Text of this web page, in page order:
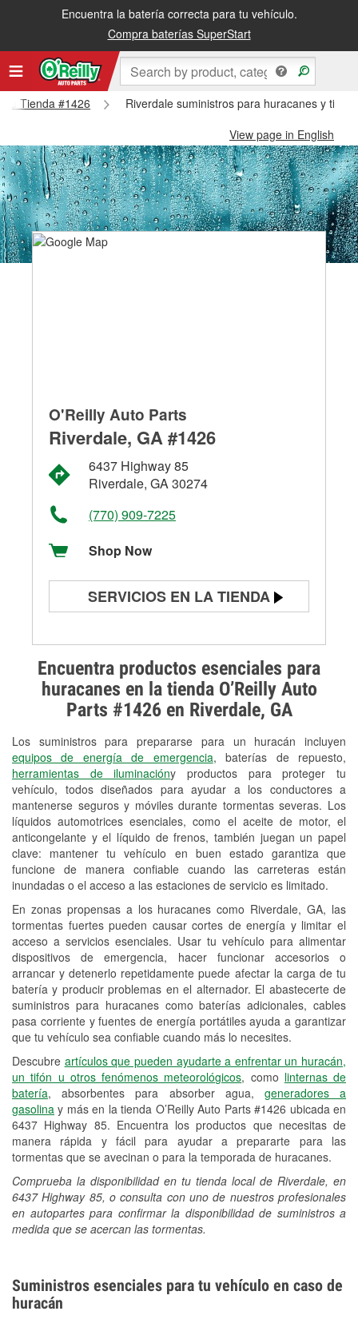
Encuentra la batería correcta para tu vehículo.
Compra baterías SuperStart
Tienda #1426
Riverdale suministros para huracanes y
View page in English
Encuentra productos esenciales para
huracanes en la tienda O’Reilly Auto
Parts #1426 en Riverdale, GA
Los suministros para prepararse para un huracán incluyen
equipos de energía de emergencia, baterías de repuesto,
herramientas de iluminacióny productos para proteger tu
vehículo, todos diseñados para ayudar a los conductores a
mantenerse seguros y móviles durante tormentas severas. Los
líquidos automotrices esenciales, como el aceite de motor, el
anticongelante y el líquido de frenos, también juegan un papel
clave: mantener tu vehículo en buen estado garantiza que
funcione de manera confiable cuando las carreteras están
inundadas o el acceso a las estaciones de servicio es limitado.
En zonas propensas a los huracanes como Riverdale, GA, las
tormentas fuertes pueden causar cortes de energía y limitar el
acceso a servicios esenciales. Usar tu vehículo para alimentar
dispositivos de emergencia, hacer funcionar accesorios o
arrancar y detenerlo repetidamente puede afectar la carga de tu
batería y producir problemas en el alternador. El abastecerte de
suministros para huracanes como baterías adicionales, cables
pasa corriente y fuentes de energía portátiles ayuda a garantizar
que tu vehículo sea confiable cuando más lo necesites.
Descubre artículos que pueden ayudarte a enfrentar un huracán,
un tifón u otros fenómenos meteorológicos, como linternas de
batería, absorbentes para absorber agua, generadores a
gasolina y más en la tienda O’Reilly Auto Parts #1426 ubicada en
6437 Highway 85. Encuentra los productos que necesitas de
manera rápida y fácil para ayudar a prepararte para las
tormentas que se avecinan o para la temporada de huracanes.
Comprueba la disponibilidad en tu tienda local de Riverdale, en
6437 Highway 85, o consulta con uno de nuestros profesionales
en autopartes para confirmar la disponibilidad de suministros a
medida que se acercan las tormentas.
O'Reilly Auto Parts
Riverdale, GA #1426
6437 Highway 85
Riverdale, GA 30274
(770) 909-7225
Shop Now
SERVICIOS EN LA TIENDA
Prueba de alternadores y
arrancadores
Revisión de la luz "Check Engine"
Reciclaje de baterías y aceite
Instalación de bombillas de faros
Instalación de limpiaparabrisas
Programa de Préstamo de
Herramientas
Rectificación de tambores y discos de
freno
Hurricane Supplies
Conoce más
Suministros esenciales para tu vehículo en caso de
huracán